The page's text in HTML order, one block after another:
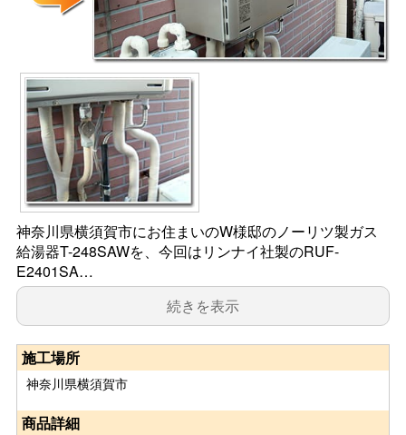
神奈川県横須賀市にお住まいのW様邸のノーリツ製ガス
給湯器T-248SAWを、今回はリンナイ社製のRUF-
E2401SA…
続きを表示
施工場所
神奈川県横須賀市
商品詳細